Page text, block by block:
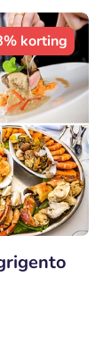
korting